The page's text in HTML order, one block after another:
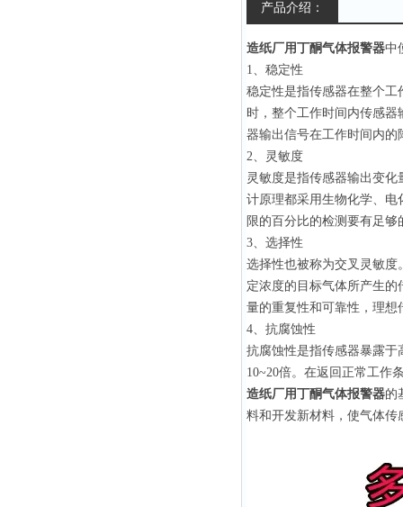
产品介绍：
造纸厂用丁酮气体报警器中
1、稳定性
稳定性是指传感器在整个
时，整个工作时间内传感
器输出信号在工作时间内的
2、灵敏度
灵敏度是指传感器输出变
计原理都采用生物化学、
限的百分比的检测要有足够
3、选择性
选择性也被称为交叉灵敏
定浓度的目标气体所产生
量的重复性和可靠性，理
4、抗腐蚀性
抗腐蚀性是指传感器暴露
10~20倍。在返回正常工作
造纸厂用丁酮气体报警器的
料和开发新材料，使气体传